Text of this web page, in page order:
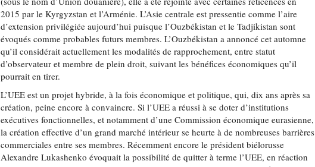
2015 par le Kyrgyzstan et l’Arménie. L’Asie centrale est pressentie comme l’aire
d’extension privilégiée aujourd’hui puisque l’Ouzbékistan et le Tadjikistan sont
évoqués comme probables futurs membres. L’Ouzbékistan a annoncé cet automne
qu’il considérait actuellement les modalités de rapprochement, entre statut
d’observateur et membre de plein droit, suivant les bénéfices économiques qu’il
pourrait en tirer.
L’UEE est un projet hybride, à la fois économique et politique, qui, dix ans après sa
création, peine encore à convaincre. Si l’UEE a réussi à se doter d’institutions
exécutives fonctionnelles, et notamment d’une Commission économique eurasienne,
la création effective d’un grand marché intérieur se heurte à de nombreuses barrières
commerciales entre ses membres. Récemment encore le président biélorusse
Alexandre Lukashenko évoquait la possibilité de quitter à terme l’UEE, en réaction